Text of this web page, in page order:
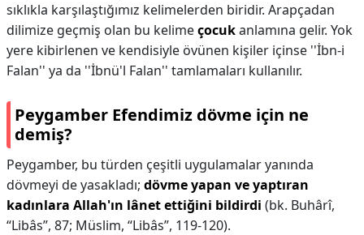
sıklıkla karşılaştığımız kelimelerden biridir. Arapçadan
dilimize geçmiş olan bu kelimeçocukanlamına gelir. Yok
yere kibirlenen ve kendisiyle övünen kişiler içinse ''İbn-i
Falan'' ya da ''İbnü'l Falan'' tamlamaları kullanılır.
Peygamber Efendimiz dövme için ne
demiş?
Peygamber, bu türden çeşitli uygulamalar yanında
dövmeyi de yasakladı; dövme yapan ve yaptıran
kadınlara Allah'ın lânet ettiğini bildirdi (bk. Buhârî,
“Libâs”, 87; Müslim, “Libâs”, 119-120).